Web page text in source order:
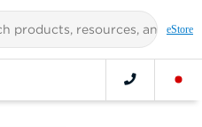
eStore